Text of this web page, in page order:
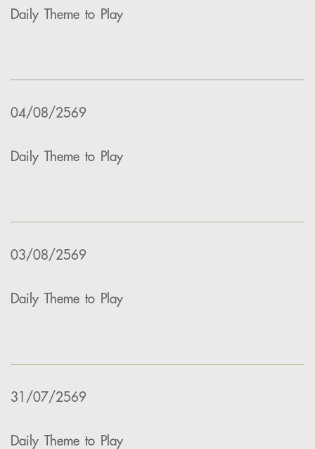
Daily Theme to Play
04/08/2569
Daily Theme to Play
03/08/2569
Daily Theme to Play
31/07/2569
Daily Theme to Play